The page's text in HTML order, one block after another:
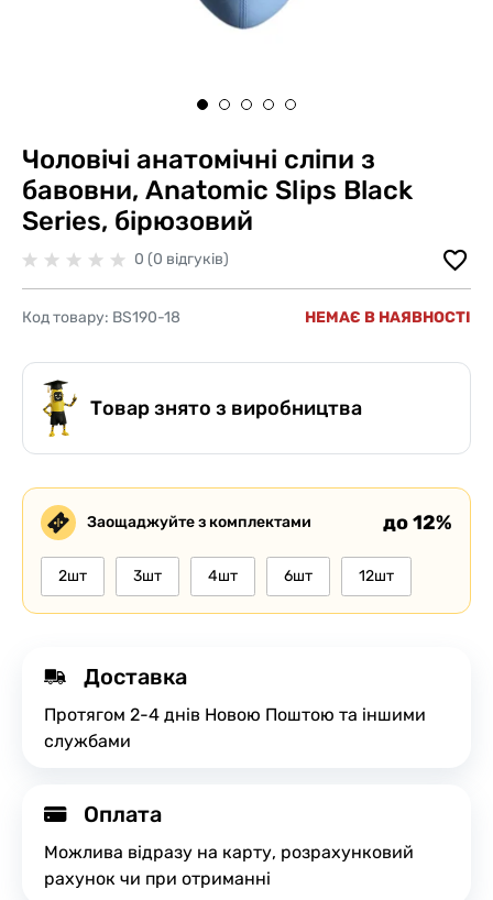
Чоловічі анатомічні сліпи з
бавовни, Anatomic Slips Black
Series, бірюзовий
0 (0 відгуків)
Код товару: BS190-18 НЕМАЄ В НАЯВНОСТІ
Товар знято з виробництва
Заощаджуйте з комплектами до 12%
2шт 3шт 4шт 6шт 12шт
Доставка
Протягом 2-4 днів Новою Поштою та іншими
службами
Оплата
Можлива відразу на карту, розрахунковий
рахунок чи при отриманні